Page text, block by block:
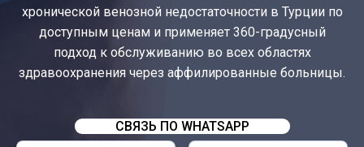
хронической венозной недостаточности в Турции по
доступным ценам и применяет 360-градусный
подход к обслуживанию во всех областях
здравоохранения через аффилированные больницы.
СВЯЗЬ ПО WHATSAPP